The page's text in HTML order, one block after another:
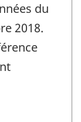
du
2018.